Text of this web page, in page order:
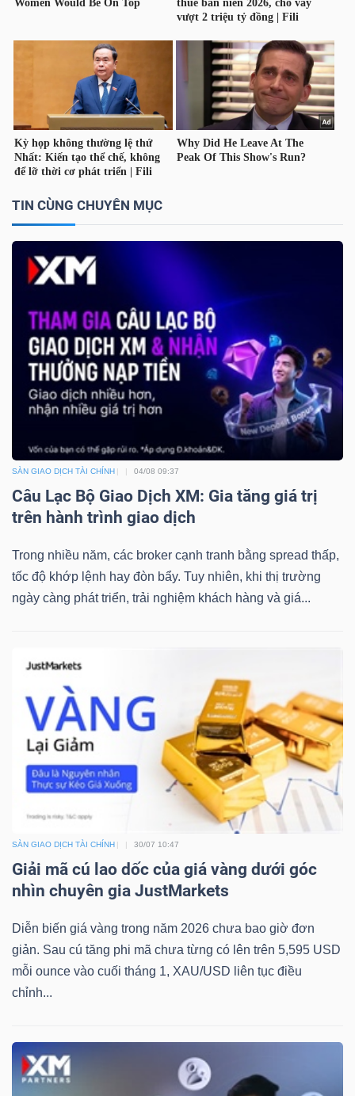
TIN CÙNG CHUYÊN MỤC
SÀN GIAO DỊCH TÀI CHÍNH 04/08 09:37
Câu Lạc Bộ Giao Dịch XM: Gia tăng giá trị
trên hành trình giao dịch
Trong nhiều năm, các broker cạnh tranh bằng spread thấp,
tốc độ khớp lệnh hay đòn bẩy. Tuy nhiên, khi thị trường
ngày càng phát triển, trải nghiệm khách hàng và giá...
SÀN GIAO DỊCH TÀI CHÍNH 30/07 10:47
Giải mã cú lao dốc của giá vàng dưới góc
nhìn chuyên gia JustMarkets
Diễn biến giá vàng trong năm 2026 chưa bao giờ đơn
giản. Sau cú tăng phi mã chưa từng có lên trên 5,595 USD
mỗi ounce vào cuối tháng 1, XAU/USD liên tục điều
chỉnh...
YẾU
DÙNG
THIẾT
YẾU
CHĂM
SÓC
SỨC
KHỎE
CHÍNH
CÔNG
NGHỆ
THÔNG
DỊCH
VỤ
TRUYỀN
THÔNG
TIỆN
ÍCH
BẤT
SẢN
Mã